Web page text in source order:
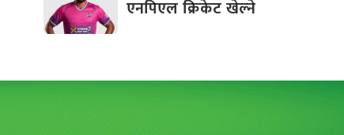
एनपिएल क्रिकेट खेल्ने